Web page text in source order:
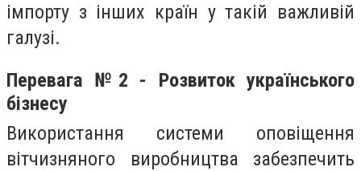
імпорту з інших країн у такій важливій
галузі.
Перевага №2 - Розвиток українського
бізнесу
Використання системи оповіщення
вітчизняного виробництва забезпечить